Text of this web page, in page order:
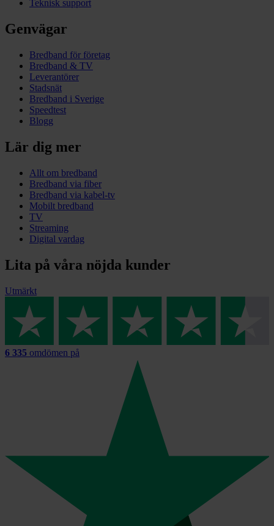
Teknisk support
Genvägar
Bredband för företag
Bredband & TV
Leverantörer
Stadsnät
Bredband i Sverige
Speedtest
Blogg
Lär dig mer
Allt om bredband
Bredband via fiber
Bredband via kabel-tv
Mobilt bredband
TV
Streaming
Digital vardag
Lita på våra nöjda kunder
Utmärkt
6 335 omdömen på